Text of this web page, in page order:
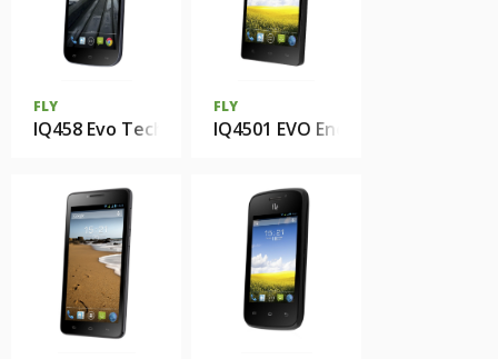
FLY
IQ458 Evo Tech 2
FLY
IQ4501 EVO Energie 4